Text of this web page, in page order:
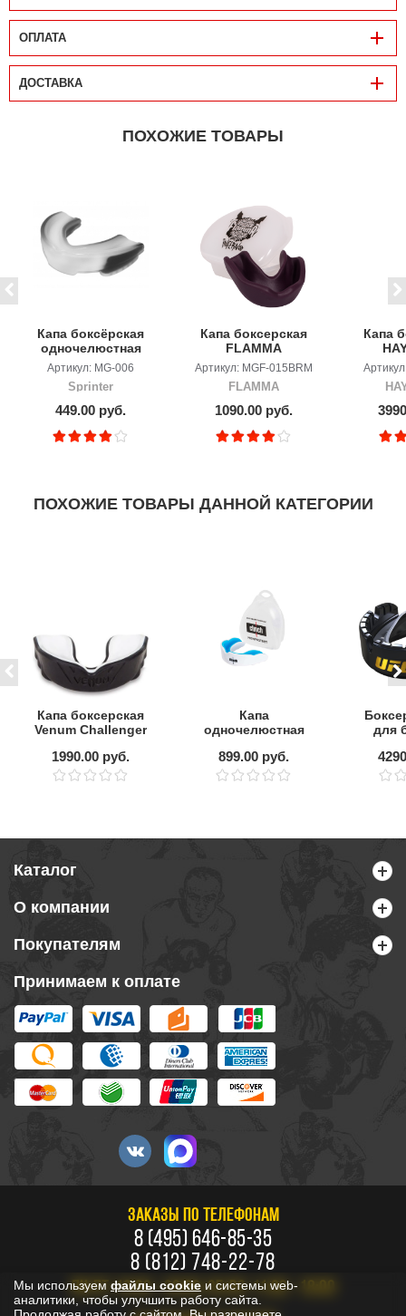
ОПЛАТА
ДОСТАВКА
ПОХОЖИЕ ТОВАРЫ
Капа боксёрская
одночелюстная
ZTT POWER
Артикул: MG-006
Sprinter
449.00 руб.
Капа боксерская
FLAMMA
INFERNO с
футляром,
пурпурный
Артикул: MGF-015BRM
FLAMMA
1090.00 руб.
Капа
ПОХОЖИЕ ТОВАРЫ ДАННОЙ КАТЕГОРИИ
Капа боксерская
Venum Challenger
1990.00 руб.
Капа
одночелюстная
Shield Double
Layer
899.00 руб.
для
Каталог
О компании
Покупателям
Принимаем к оплате
ЗАКАЗЫ ПО ТЕЛЕФОНАМ
8 (495) 646-85-35
8 (812) 748-22-78
ПН-ПТ: 10:00 - 20:00, СБ-ВС: 11:00 - 18:00
Мы используем файлы cookie и системы web-
аналитики, чтобы улучшить работу сайта.